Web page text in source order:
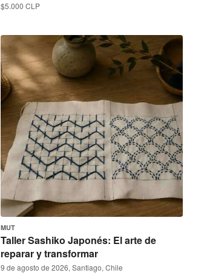
$5.000 CLP
MUT
Taller Sashiko Japonés: El arte de
reparar y transformar
9 de agosto de 2026, Santiago, Chile